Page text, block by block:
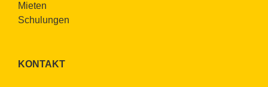
Mie­ten
Schu­lun­gen
KON­TAKT